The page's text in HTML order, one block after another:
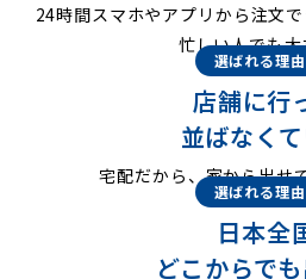
24時間スマホやアプリから注文
忙しい人でも大
選ばれる理
店舗に行
並ばなく
宅配だから、家から出せ
選ばれる理
日本全
どこからで